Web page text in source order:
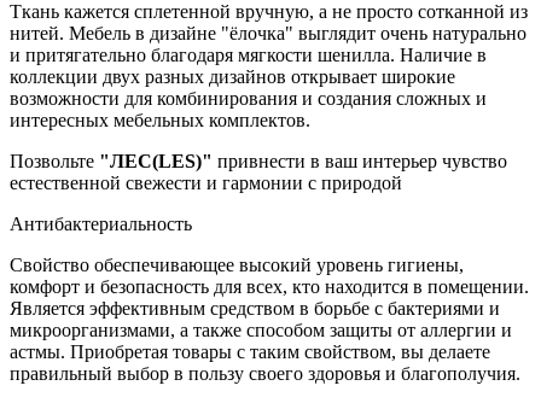
Ткань кажется сплетенной вручную, а не просто сотканной из
нитей. Мебель в дизайне "ёлочка" выглядит очень натурально
и притягательно благодаря мягкости шенилла. Наличие в
коллекции двух разных дизайнов открывает широкие
возможности для комбинирования и создания сложных и
интересных мебельных комплектов.
Позвольте "ЛЕС(LES)" привнести в ваш интерьер чувство
естественной свежести и гармонии с природой
Антибактериальность
Свойство обеспечивающее высокий уровень гигиены,
комфорт и безопасность для всех, кто находится в помещении.
Является эффективным средством в борьбе с бактериями и
микроорганизмами, а также способом защиты от аллергии и
астмы. Приобретая товары с таким свойством, вы делаете
правильный выбор в пользу своего здоровья и благополучия.